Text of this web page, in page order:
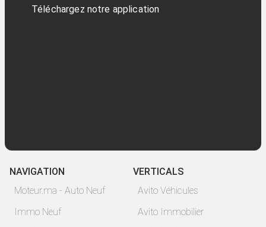
Téléchargez notre application
NAVIGATION
Moteur.ma - Auto Neuf
Immo Neuf
VERTICALS
Avito Véhicules
Avito Immobilier